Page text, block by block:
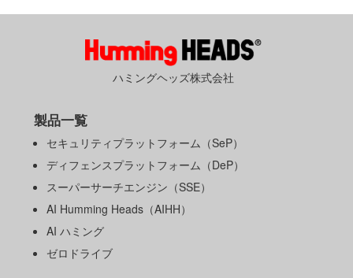
ハミングヘッズ株式会社
製品一覧
セキュリティプラットフォーム（SeP）
ディフェンスプラットフォーム（DeP）
スーパーサーチエンジン（SSE）
AI Humming Heads（AIHH）
AI ハミング
ゼロドライブ